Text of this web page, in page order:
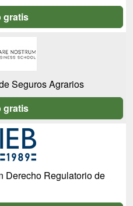
gratis
Seguros Agrarios
gratis
Derecho Regulatorio de